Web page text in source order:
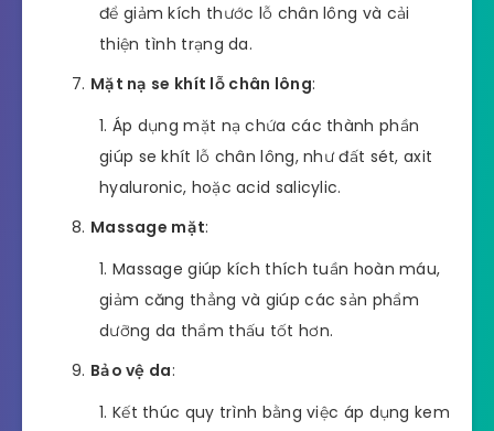
để giảm kích thước lỗ chân lông và cải
thiện tình trạng da.
Mặt nạ se khít lỗ chân lông:
Áp dụng mặt nạ chứa các thành phần
giúp se khít lỗ chân lông, như đất sét, axit
hyaluronic, hoặc acid salicylic.
Massage mặt:
Massage giúp kích thích tuần hoàn máu,
giảm căng thẳng và giúp các sản phẩm
dưỡng da thẩm thấu tốt hơn.
Bảo vệ da:
Kết thúc quy trình bằng việc áp dụng kem